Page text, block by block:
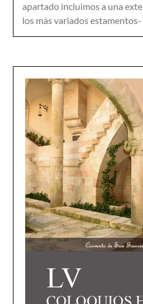
apartado incluimos a una
los más variados